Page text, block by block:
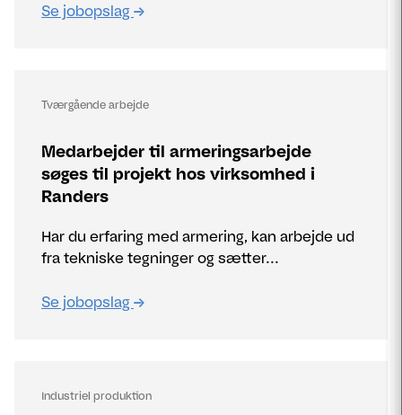
Se jobopslag
Tværgående arbejde
Medarbejder til armeringsarbejde
søges til projekt hos virksomhed i
Randers
Har du erfaring med armering, kan arbejde ud
fra tekniske tegninger og sætter...
Se jobopslag
Industriel produktion